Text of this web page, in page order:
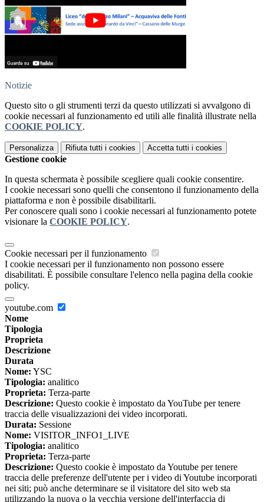
Notizie
Questo sito o gli strumenti terzi da questo utilizzati si avvalgono di
cookie necessari al funzionamento ed utili alle finalità illustrate nella
COOKIE POLICY.
Personalizza Rifiuta tutti i cookies Accetta tutti i cookies
Gestione cookie
In questa schermata è possibile scegliere quali cookie consentire.
I cookie necessari sono quelli che consentono il funzionamento della
piattaforma e non è possibile disabilitarli.
Per conoscere quali sono i cookie necessari al funzionamento potete
visionare la COOKIE POLICY.
Cookie necessari per il funzionamento
I cookie necessari per il funzionamento non possono essere
disabilitati. È possibile consultare l'elenco nella pagina della cookie
policy.
youtube.com
Nome
Tipologia
Proprieta
Descrizione
Durata
Nome: YSC
Tipologia: analitico
Proprieta: Terza-parte
Descrizione: Questo cookie è impostato da YouTube per tenere
traccia delle visualizzazioni dei video incorporati.
Durata: Sessione
Nome: VISITOR_INFO1_LIVE
Tipologia: analitico
Proprieta: Terza-parte
Descrizione: Questo cookie è impostato da Youtube per tenere
traccia delle preferenze dell'utente per i video di Youtube incorporati
nei siti; può anche determinare se il visitatore del sito web sta
utilizzando la nuova o la vecchia versione dell'interfaccia di